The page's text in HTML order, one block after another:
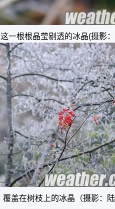
这一根根晶莹剔透的冰晶(摄影
覆盖在树枝上的冰晶（摄影：